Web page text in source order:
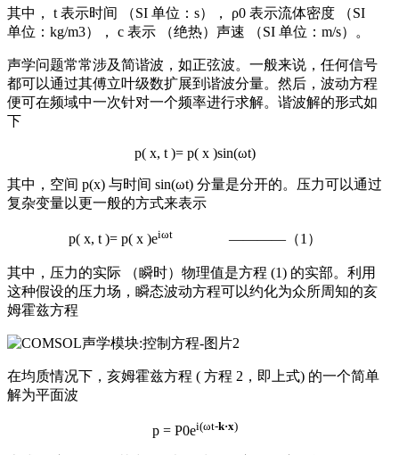
其中， t 表示时间 （SI 单位：s）， ρ0 表示流体密度 （SI
单位：kg/m3）， c 表示 （绝热）声速 （SI 单位：m/s）。
声学问题常常涉及简谐波，如正弦波。一般来说，任何信号
都可以通过其傅立叶级数扩展到谐波分量。然后，波动方程
便可在频域中一次针对一个频率进行求解。谐波解的形式如
下
p( x, t )= p( x )sin(ωt)
其中，空间 p(x) 与时间 sin(ωt) 分量是分开的。压力可以通过
复杂变量以更一般的方式来表示
p( x, t )= p( x )eiωt ————（1）
其中，压力的实际 （瞬时）物理值是方程 (1) 的实部。利用
这种假设的压力场，瞬态波动方程可以约化为众所周知的亥
姆霍兹方程
在均质情况下，亥姆霍兹方程 ( 方程 2，即上式) 的一个简单
解为平面波
p = P0ei(ωt-k·x)